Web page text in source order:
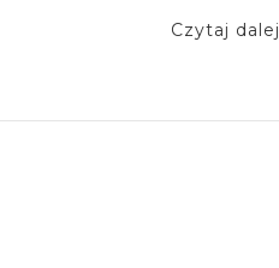
Czytaj dalej